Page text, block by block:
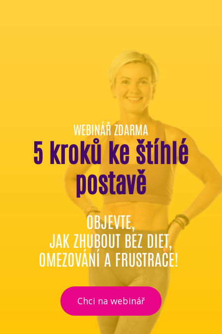
WEBINÁŘ ZDARMA
5 kroků ke štíhlé
postavě
OBJEVTE,
JAK ZHUBOUT BEZ DIET,
OMEZOVÁNÍ A FRUSTRACE!
Chci na webinář